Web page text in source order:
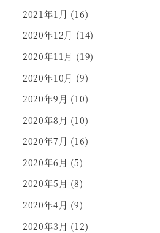
2021年1月 (16)
2020年12月 (14)
2020年11月 (19)
2020年10月 (9)
2020年9月 (10)
2020年8月 (10)
2020年7月 (16)
2020年6月 (5)
2020年5月 (8)
2020年4月 (9)
2020年3月 (12)